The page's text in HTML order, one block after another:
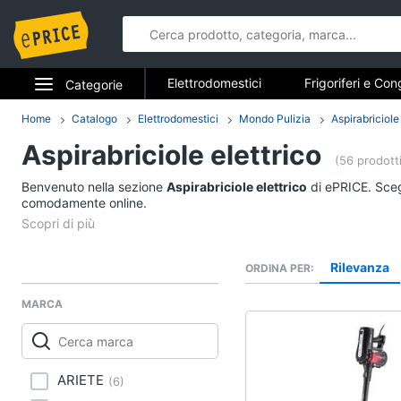
Categorie
Elettrodomestici
Informatica
Telefonia
Smart home
Videogiochi
Audio e musica
Frigorifero combinato
Vedi tutti
Elettrodomestici da
Elettrodomestici Frigoriferi e
Forni, Piani cottura e Cappe
Piccoli elettrodomestici
Home Catalogo Elettrodomestici Mondo Pulizia Aspirabriciole
Aspirabriciole elettrico (56
Benvenuto nella sezione Aspirabriciole elettrico di ePRICE.
comodamente online.
MARCA
ARIETE (6)
ORDINA PER Rilevanza